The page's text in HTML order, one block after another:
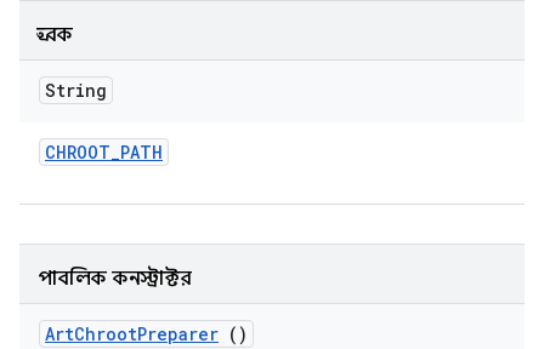
ধ্রুবক
String
CHROOT_PATH
পাবলিক কনস্ট্রাক্টর
ArtChrootPreparer ()